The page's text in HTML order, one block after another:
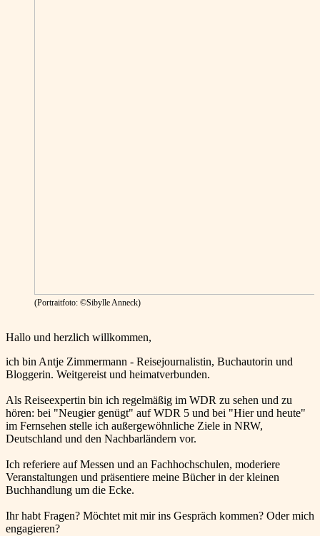
(Portraitfoto: ©Sibylle Anneck)
Hallo und herzlich willkommen,
ich bin Antje Zimmermann - Reisejournalistin, Buchautorin und
Bloggerin. Weitgereist und heimatverbunden.
Als Reiseexpertin bin ich regelmäßig im WDR zu sehen und zu
hören: bei "Neugier genügt" auf WDR 5 und bei "Hier und heute"
im Fernsehen stelle ich außergewöhnliche Ziele in NRW,
Deutschland und den Nachbarländern vor.
Ich referiere auf Messen und an Fachhochschulen, moderiere
Veranstaltungen und präsentiere meine Bücher in der kleinen
Buchhandlung um die Ecke.
Ihr habt Fragen? Möchtet mit mir ins Gespräch kommen? Oder mich
engagieren?